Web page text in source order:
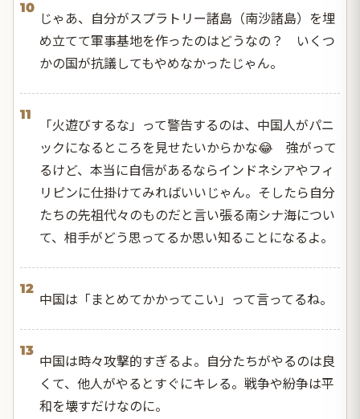
10
じゃあ、自分がスプラトリー諸島（南沙諸島）を埋
め立てて軍事基地を作ったのはどうなの？ いくつ
かの国が抗議してもやめなかったじゃん。
11
「火遊びするな」って警告するのは、中国人がパニ
ックになるところを見せたいからかな😂 強がって
るけど、本当に自信があるならインドネシアやフィ
リピンに仕掛けてみればいいじゃん。そしたら自分
たちの先祖代々のものだと言い張る南シナ海につい
て、相手がどう思ってるか思い知ることになるよ。
12
中国は「まとめてかかってこい」って言ってるね。
13
中国は時々攻撃的すぎるよ。自分たちがやるのは良
くて、他人がやるとすぐにキレる。戦争や紛争は平
和を壊すだけなのに。